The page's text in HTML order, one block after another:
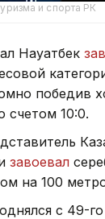
и спорта РК
Науатбек
победив
счетом 10:0.
завоевал
на 100
с 49-